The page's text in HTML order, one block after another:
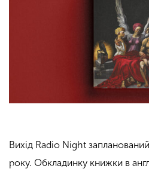
Вихід Radio Night
року. Обкладинку книжки в